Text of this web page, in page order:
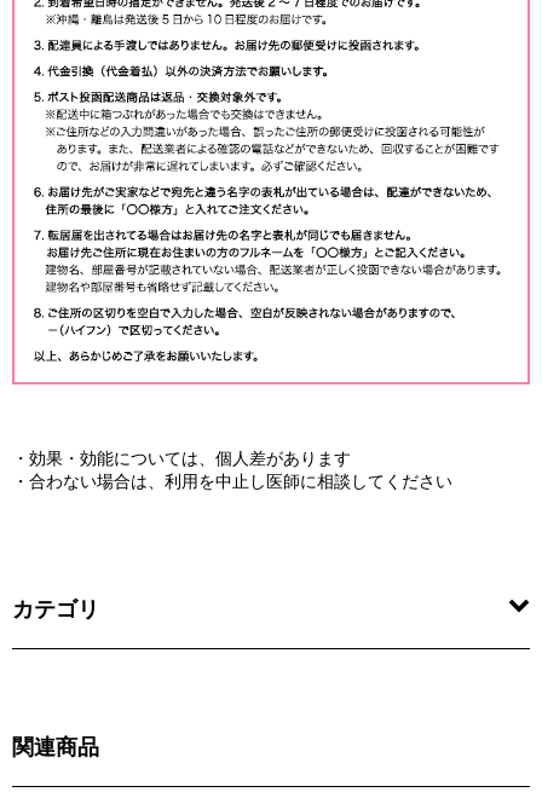
・効果・効能については、個人差があります
・合わない場合は、利用を中止し医師に相談してください
カテゴリ
関連商品